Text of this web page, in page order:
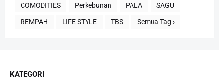
COMODITIES Perkebunan PALA SAGU
REMPAH LIFE STYLE TBS Semua Tag ›
KATEGORI